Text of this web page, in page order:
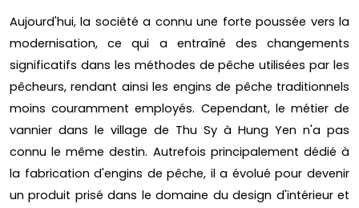
Aujourd'hui, la société a connu une forte poussée vers la
modernisation, ce qui a entraîné des changements
significatifs dans les méthodes de pêche utilisées par les
pêcheurs, rendant ainsi les engins de pêche traditionnels
moins couramment employés. Cependant, le métier de
vannier dans le village de Thu Sy à Hung Yen n'a pas
connu le même destin. Autrefois principalement dédié à
la fabrication d'engins de pêche, il a évolué pour devenir
un produit prisé dans le domaine du design d'intérieur et